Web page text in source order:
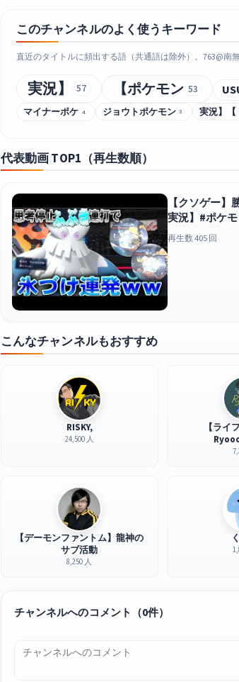
このチャンネルのよく使うキーワード
直近のタイトルに頻出する語（共通語は除外）。763@南
実況】 57 【ポケモン 53
マイナーポケ 4 ジョウトポケモン 3 実況】【
代表動画 TOP1（再生数順）
【クソゲー
実況】#ポケ
再生数 405 回
こんなチャンネルもおすすめ
RISKY,
24,500 人
【ライ
【デーモンファントム】龍神の
サブ活動
8,250 人
チャンネルへのコメント（0件）